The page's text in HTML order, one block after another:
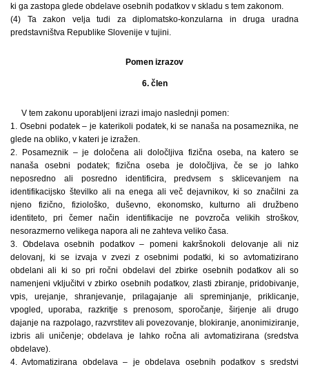
ki ga zastopa glede obdelave osebnih podatkov v skladu s tem zakonom.
(4) Ta zakon velja tudi za diplomatsko-konzularna in druga uradna
predstavništva Republike Slovenije v tujini.
Pomen izrazov
6. člen
V tem zakonu uporabljeni izrazi imajo naslednji pomen:
1. Osebni podatek – je katerikoli podatek, ki se nanaša na posameznika, ne
glede na obliko, v kateri je izražen.
2. Posameznik – je določena ali določljiva fizična oseba, na katero se
nanaša osebni podatek; fizična oseba je določljiva, če se jo lahko
neposredno ali posredno identificira, predvsem s sklicevanjem na
identifikacijsko številko ali na enega ali več dejavnikov, ki so značilni za
njeno fizično, fiziološko, duševno, ekonomsko, kulturno ali družbeno
identiteto, pri čemer način identifikacije ne povzroča velikih stroškov,
nesorazmerno velikega napora ali ne zahteva veliko časa.
3. Obdelava osebnih podatkov – pomeni kakršnokoli delovanje ali niz
delovanj, ki se izvaja v zvezi z osebnimi podatki, ki so avtomatizirano
obdelani ali ki so pri ročni obdelavi del zbirke osebnih podatkov ali so
namenjeni vključitvi v zbirko osebnih podatkov, zlasti zbiranje, pridobivanje,
vpis, urejanje, shranjevanje, prilagajanje ali spreminjanje, priklicanje,
vpogled, uporaba, razkritje s prenosom, sporočanje, širjenje ali drugo
dajanje na razpolago, razvrstitev ali povezovanje, blokiranje, anonimiziranje,
izbris ali uničenje; obdelava je lahko ročna ali avtomatizirana (sredstva
obdelave).
4. Avtomatizirana obdelava – je obdelava osebnih podatkov s sredstvi